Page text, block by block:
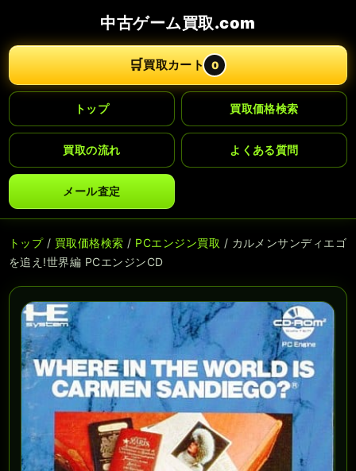
中古ゲーム買取.com
🛒買取カート 0
トップ 買取価格検索
買取の流れ よくある質問
メール査定
トップ/ 買取価格検索 / PCエンジン買取 / カルメンサンディエゴ
を追え!世界編 PCエンジンCD